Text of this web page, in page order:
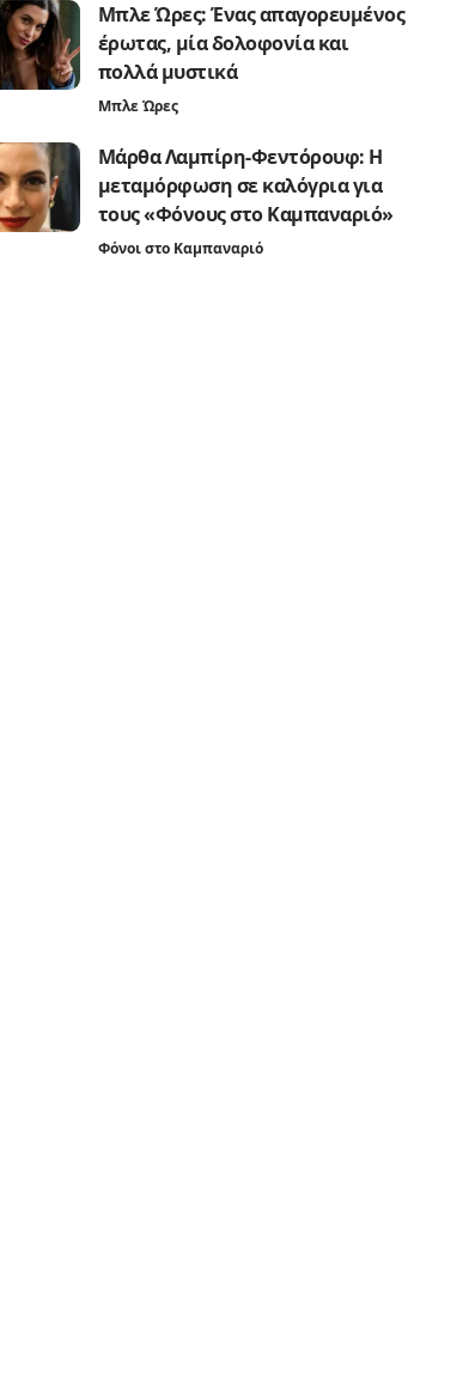
Μπλε Ώρες: Ένας απαγορευμένος
έρωτας, μία δολοφονία και
πολλά μυστικά
Μπλε Ώρες
Μάρθα Λαμπίρη-Φεντόρουφ: Η
μεταμόρφωση σε καλόγρια για
τους «Φόνους στο Καμπαναριό»
Φόνοι στο Καμπαναριό